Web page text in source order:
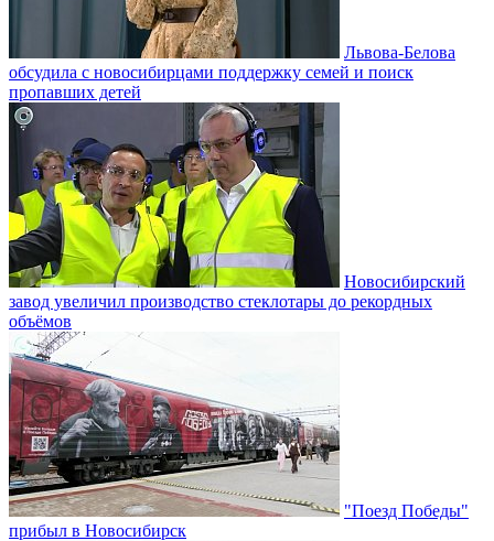
Львова-Белова
обсудила с новосибирцами поддержку семей и поиск
пропавших детей
Новосибирский
завод увеличил производство стеклотары до рекордных
объёмов
"Поезд Победы"
прибыл в Новосибирск